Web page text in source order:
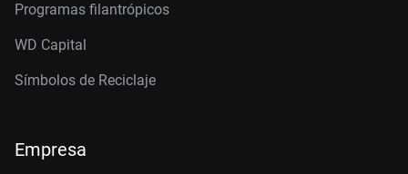
Programas filantrópicos
WD Capital
Símbolos de Reciclaje
Empresa